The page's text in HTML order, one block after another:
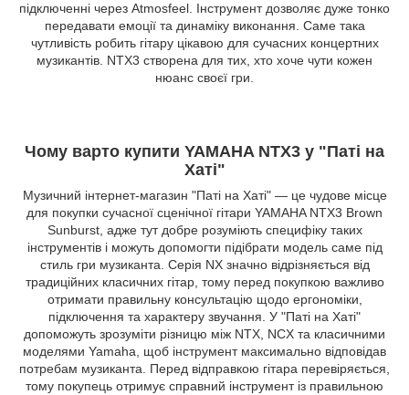
підключенні через Atmosfeel. Інструмент дозволяє дуже тонко
передавати емоції та динаміку виконання. Саме така
чутливість робить гітару цікавою для сучасних концертних
музикантів. NTX3 створена для тих, хто хоче чути кожен
нюанс своєї гри.
Чому варто купити YAMAHA NTX3 у "Паті на
Хаті"
Музичний інтернет-магазин "Паті на Хаті" — це чудове місце
для покупки сучасної сценічної гітари YAMAHA NTX3 Brown
Sunburst, адже тут добре розуміють специфіку таких
інструментів і можуть допомогти підібрати модель саме під
стиль гри музиканта. Серія NX значно відрізняється від
традиційних класичних гітар, тому перед покупкою важливо
отримати правильну консультацію щодо ергономіки,
підключення та характеру звучання. У "Паті на Хаті"
допоможуть зрозуміти різницю між NTX, NCX та класичними
моделями Yamaha, щоб інструмент максимально відповідав
потребам музиканта. Перед відправкою гітара перевіряється,
тому покупець отримує справний інструмент із правильною